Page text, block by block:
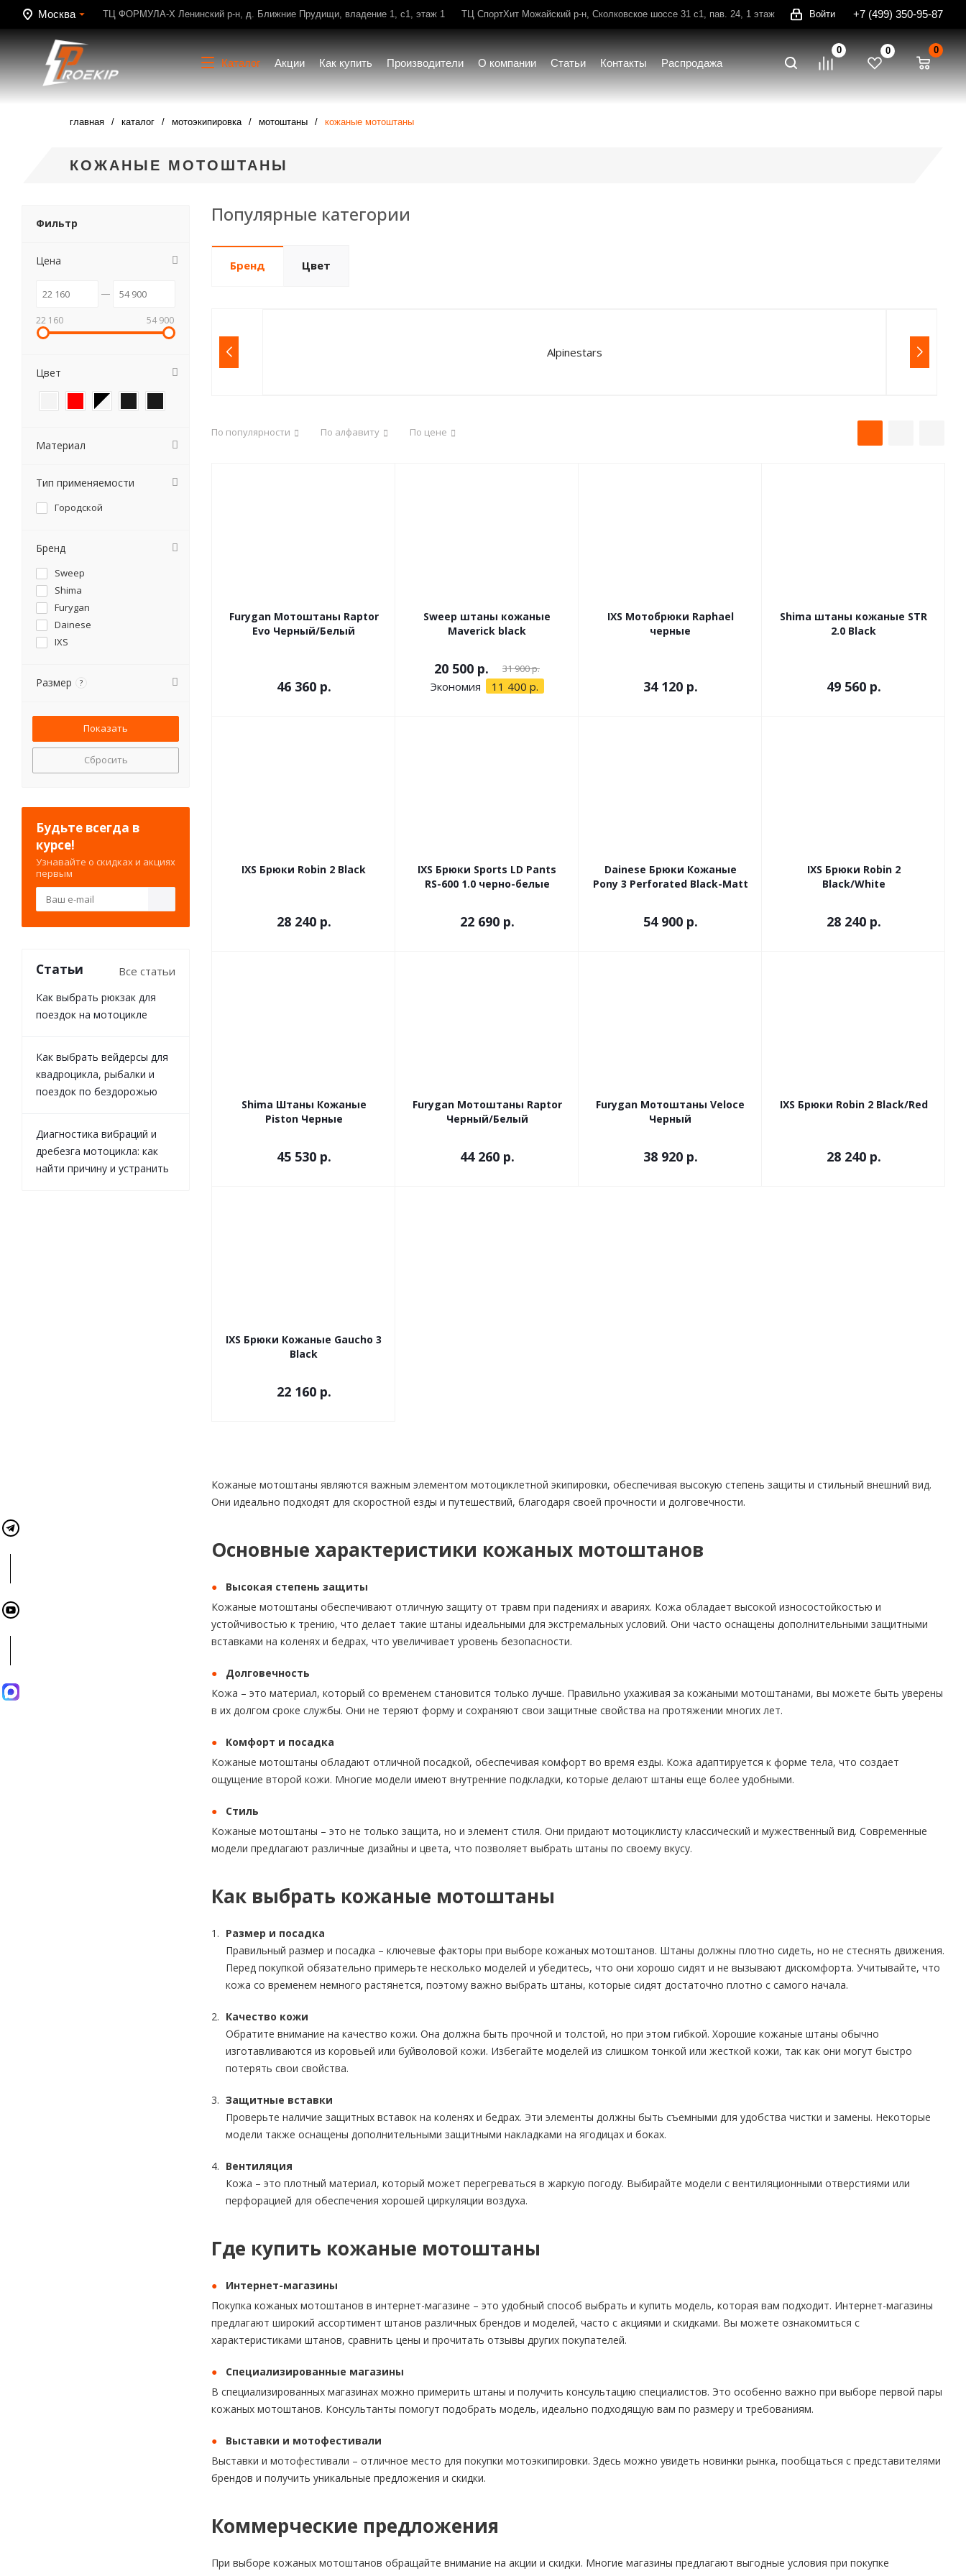
Москва ТЦ ФОРМУЛА-Х Ленинский р-н, д. Ближние Прудищи, владение 1, с1, этаж 1 ТЦ СпортХит Можайский р-н, Сколковское шоссе 31 с1, пав. 24, 1 этаж Войти +7 (499) 350-95-87
Каталог Акции Как купить Производители О компании Статьи Контакты Распродажа
0 0 0
главная каталог мотоэкипировка мотоштаны кожаные мотоштаны
КОЖАНЫЕ МОТОШТАНЫ
Популярные категории
Бренд Цвет
Alpinestars
По популярности По алфавиту По цене
Furygan Мотоштаны Raptor
Evo Черный/Белый
46 360 р.
Sweep штаны кожаные
Maverick black
20 500 р. 31 900 р.
Экономия 11 400 р.
IXS Мотобрюки Raphael
черные
34 120 р.
Shima штаны кожаные STR
2.0 Black
49 560 р.
IXS Брюки Robin 2 Black
28 240 р.
IXS Брюки Sports LD Pants
RS-600 1.0 черно-белые
22 690 р.
Dainese Брюки Кожаные
Pony 3 Perforated Black-Matt
54 900 р.
IXS Брюки Robin 2
Black/White
28 240 р.
Shima Штаны Кожаные
Piston Черные
45 530 р.
Furygan Мотоштаны Raptor
Черный/Белый
44 260 р.
Furygan Мотоштаны Veloce
Черный
38 920 р.
IXS Брюки Robin 2 Black/Red
28 240 р.
IXS Брюки Кожаные Gaucho 3
Black
22 160 р.
Кожаные мотоштаны являются важным элементом мотоциклетной экипировки, обеспечивая высокую степень защиты и стильный внешний вид.
Они идеально подходят для скоростной езды и путешествий, благодаря своей прочности и долговечности.
Основные характеристики кожаных мотоштанов
Высокая степень защиты
Кожаные мотоштаны обеспечивают отличную защиту от травм при падениях и авариях. Кожа обладает высокой износостойкостью и
устойчивостью к трению, что делает такие штаны идеальными для экстремальных условий. Они часто оснащены дополнительными защитными
вставками на коленях и бедрах, что увеличивает уровень безопасности.
Долговечность
Кожа – это материал, который со временем становится только лучше. Правильно ухаживая за кожаными мотоштанами, вы можете быть уверены
в их долгом сроке службы. Они не теряют форму и сохраняют свои защитные свойства на протяжении многих лет.
Комфорт и посадка
Кожаные мотоштаны обладают отличной посадкой, обеспечивая комфорт во время езды. Кожа адаптируется к форме тела, что создает
ощущение второй кожи. Многие модели имеют внутренние подкладки, которые делают штаны еще более удобными.
Стиль
Кожаные мотоштаны – это не только защита, но и элемент стиля. Они придают мотоциклисту классический и мужественный вид. Современные
модели предлагают различные дизайны и цвета, что позволяет выбрать штаны по своему вкусу.
Как выбрать кожаные мотоштаны
Размер и посадка
Правильный размер и посадка – ключевые факторы при выборе кожаных мотоштанов. Штаны должны плотно сидеть, но не стеснять движения.
Перед покупкой обязательно примерьте несколько моделей и убедитесь, что они хорошо сидят и не вызывают дискомфорта. Учитывайте, что
кожа со временем немного растянется, поэтому важно выбрать штаны, которые сидят достаточно плотно с самого начала.
Качество кожи
Обратите внимание на качество кожи. Она должна быть прочной и толстой, но при этом гибкой. Хорошие кожаные штаны обычно
изготавливаются из коровьей или буйволовой кожи. Избегайте моделей из слишком тонкой или жесткой кожи, так как они могут быстро
потерять свои свойства.
Защитные вставки
Проверьте наличие защитных вставок на коленях и бедрах. Эти элементы должны быть съемными для удобства чистки и замены. Некоторые
модели также оснащены дополнительными защитными накладками на ягодицах и боках.
Вентиляция
Кожа – это плотный материал, который может перегреваться в жаркую погоду. Выбирайте модели с вентиляционными отверстиями или
перфорацией для обеспечения хорошей циркуляции воздуха.
Где купить кожаные мотоштаны
Интернет-магазины
Покупка кожаных мотоштанов в интернет-магазине – это удобный способ выбрать и купить модель, которая вам подходит. Интернет-магазины
предлагают широкий ассортимент штанов различных брендов и моделей, часто с акциями и скидками. Вы можете ознакомиться с
характеристиками штанов, сравнить цены и прочитать отзывы других покупателей.
Специализированные магазины
В специализированных магазинах можно примерить штаны и получить консультацию специалистов. Это особенно важно при выборе первой пары
кожаных мотоштанов. Консультанты помогут подобрать модель, идеально подходящую вам по размеру и требованиям.
Выставки и мотофестивали
Выставки и мотофестивали – отличное место для покупки мотоэкипировки. Здесь можно увидеть новинки рынка, пообщаться с представителями
брендов и получить уникальные предложения и скидки.
Коммерческие предложения
При выборе кожаных мотоштанов обращайте внимание на акции и скидки. Многие магазины предлагают выгодные условия при покупке
Фильтр
Цена
22 160 54 900
Цвет
Материал
Тип применяемости
Городской
Бренд
Sweep
Shima
Furygan
Dainese
IXS
Размер ?
Сбросить
Будьте всегда в
курсе!
Узнавайте о скидках и акциях
первым
Статьи Все статьи
Как выбрать рюкзак для
поездок на мотоцикле
Как выбрать вейдерсы для
квадроцикла, рыбалки и
поездок по бездорожью
Диагностика вибраций и
дребезга мотоцикла: как
найти причину и устранить